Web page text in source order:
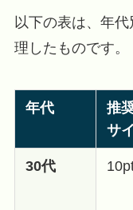
以下の表は、年
理したものです。
年代
推
サ
30代